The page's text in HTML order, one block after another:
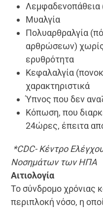
Λεμφαδενοπάθεια
Μυαλγία
Πολυαρθραλγία
αρθρώσεων)
ερυθρότητα
Κεφαλαλγία
χαρακτηριστικά
Ύπνος που δεν
Κόπωση, που
24ώρες, έπειτα
*CDC- Κέντρο
Νοσημάτων των ΗΠΑ
Αιτιολογία
Το σύνδρομο χρόνιας
περιπλοκή νόσο, η